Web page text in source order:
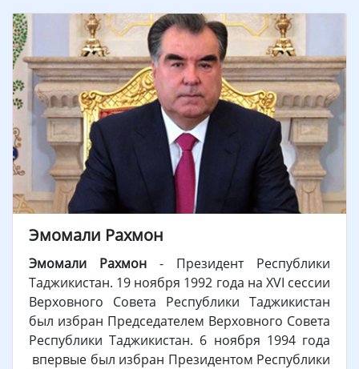
Эмомали Рахмон
Эмомали Рахмон - Президент Республики
Таджикистан. 19 ноября 1992 года на XVI сессии
Верховного Совета Республики Таджикистан
был избран Председателем Верховного Совета
Республики Таджикистан. 6 ноября 1994 года
впервые был избран Президентом Республики